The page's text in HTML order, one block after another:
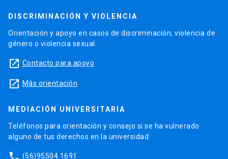
DISCRIMINACIÓN Y VIOLENCIA
Orientación y apoyo en casos de discriminación, violencia de
género o violencia sexual.
launch Contacto para apoyo
launch Más orientación
MEDIACIÓN UNIVERSITARIA
Teléfonos para orientación y consejo si se ha vulnerado
alguno de tus derechos en la universidad.
(56)95504 1691